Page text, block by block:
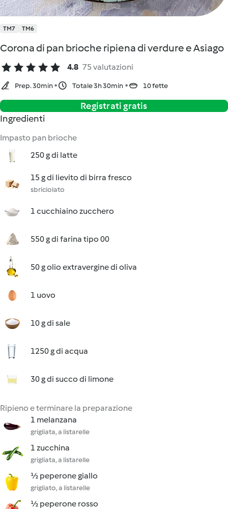
TM7 TM6
Corona di pan brioche ripiena di verdure e Asiago
4.8 75 valutazioni
Prep. 30min Totale 3h 30min 10 fette
Registrati gratis
Ingredienti
Impasto pan brioche
250 g di latte
15 g di lievito di birra fresco
sbriciolato
1 cucchiaino zucchero
550 g di farina tipo 00
50 g olio extravergine di oliva
1 uovo
10 g di sale
1250 g di acqua
30 g di succo di limone
Ripieno e terminare la preparazione
1 melanzana
grigliata, a listarelle
1 zucchina
grigliata, a listarelle
½ peperone giallo
grigliato, a listarelle
½ peperone rosso